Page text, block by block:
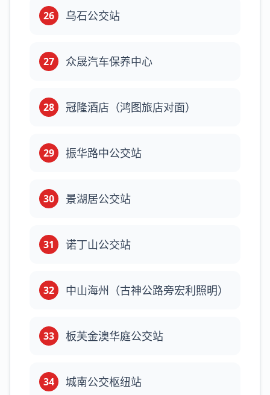
26 乌石公交站
27 众晟汽车保养中心
28 冠隆酒店（鸿图旅店对面）
29 振华路中公交站
30 景湖居公交站
31 诺丁山公交站
32 中山海州（古神公路旁宏利照明）
33 板芙金澳华庭公交站
34 城南公交枢纽站